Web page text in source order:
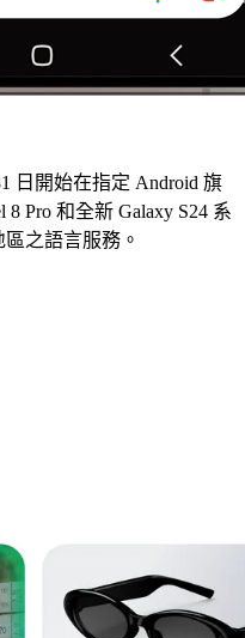
日開始在指定 Android 旗
Pro 和全新 Galaxy S24 系
之語言服務。